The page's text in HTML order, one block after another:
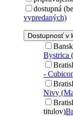
dostupná
vypredaných)
Dostupnosť v
Bystrica
-
Nivy
titulov)